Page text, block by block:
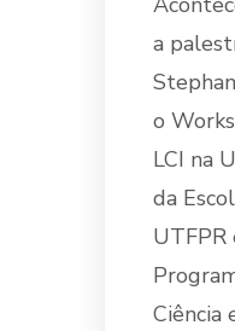
a
o
LCI na
da
UTFPR
Ciência